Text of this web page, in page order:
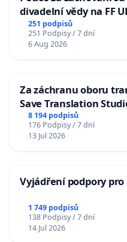
divadelní vědy na FF
251 podpisů
251 Podpisy / 7 dní
6 Aug 2026
Za záchranu oboru
Save Translation
Charles University
8 194 podpisů
176 Podpisy / 7 dní
13 Jul 2026
Vyjádření podpory
1 749 podpisů
138 Podpisy / 7 dní
14 Jul 2026